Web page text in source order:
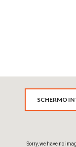
Sorry, we have no
SCHERMO